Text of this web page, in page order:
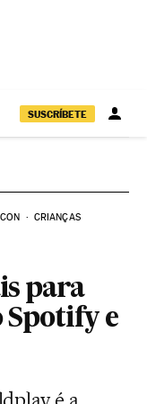
SUSCRÍBETE
CRIANÇAS
para
Spotify e